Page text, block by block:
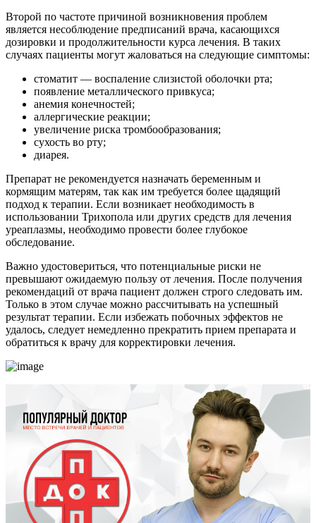
Второй по частоте причиной возникновения проблем
является несоблюдение предписаний врача, касающихся
дозировки и продолжительности курса лечения. В таких
случаях пациенты могут жаловаться на следующие симптомы:
стоматит — воспаление слизистой оболочки рта;
появление металлического привкуса;
анемия конечностей;
аллергические реакции;
увеличение риска тромбообразования;
сухость во рту;
диарея.
Препарат не рекомендуется назначать беременным и
кормящим матерям, так как им требуется более щадящий
подход к терапии. Если возникает необходимость в
использовании Трихопола или других средств для лечения
уреаплазмы, необходимо провести более глубокое
обследование.
Важно удостовериться, что потенциальные риски не
превышают ожидаемую пользу от лечения. После получения
рекомендаций от врача пациент должен строго следовать им.
Только в этом случае можно рассчитывать на успешный
результат терапии. Если избежать побочных эффектов не
удалось, следует немедленно прекратить прием препарата и
обратиться к врачу для корректировки лечения.